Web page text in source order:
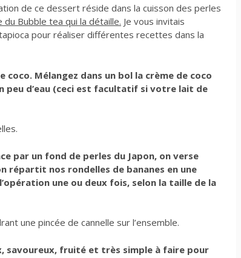
de ce dessert réside dans la cuisson des perles
Bubble tea qui la détaille. Je vous invitais
pour réaliser différentes recettes dans la
Mélangez dans un bol la crème de coco
peu d’eau (ceci est facultatif si votre lait de
par un fond de perles du Japon, on verse
répartit nos rondelles de bananes en une
une ou deux fois, selon la taille de la
une pincée de cannelle sur l’ensemble.
savoureux, fruité et très simple à faire pour